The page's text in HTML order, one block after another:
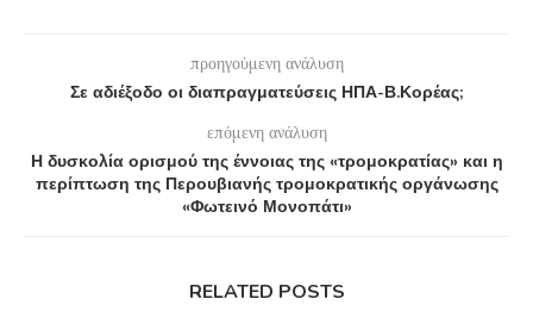
προηγούμενη ανάλυση
Σε αδιέξοδο οι διαπραγματεύσεις ΗΠΑ-Β.Κορέας;
επόμενη ανάλυση
Η δυσκολία ορισμού της έννοιας της «τρομοκρατίας» και η
περίπτωση της Περουβιανής τρομοκρατικής οργάνωσης
«Φωτεινό Μονοπάτι»
RELATED POSTS